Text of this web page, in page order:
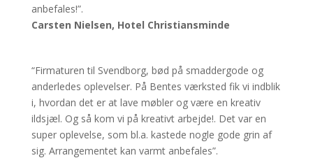
anbefales!”.
Carsten Nielsen, Hotel Christiansminde
“Firmaturen til Svendborg, bød på smaddergode og
anderledes oplevelser. På Bentes værksted fik vi indblik
i, hvordan det er at lave møbler og være en kreativ
ildsjæl. Og så kom vi på kreativt arbejde!. Det var en
super oplevelse, som bl.a. kastede nogle gode grin af
sig. Arrangementet kan varmt anbefales”.